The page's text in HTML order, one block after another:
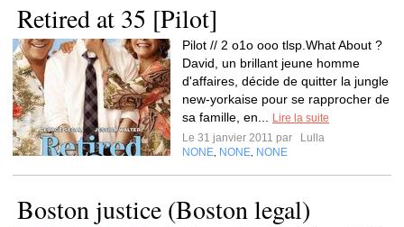
Retired at 35 [Pilot]
Pilot // 2 o1o ooo tlsp.What About ?
David, un brillant jeune homme
d'affaires, décide de quitter la jungle
new-yorkaise pour se rapprocher de
sa famille, en...
Lire la suite
Le 31 janvier 2011 par
Lulla
NONE NONE NONE
Boston justice (Boston legal)